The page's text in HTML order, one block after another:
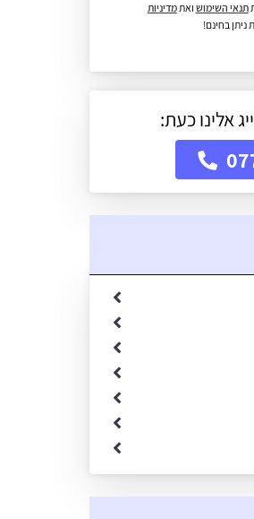
תנאי השימוש ואתמדיניות
בחינם!
אלינו כעת: